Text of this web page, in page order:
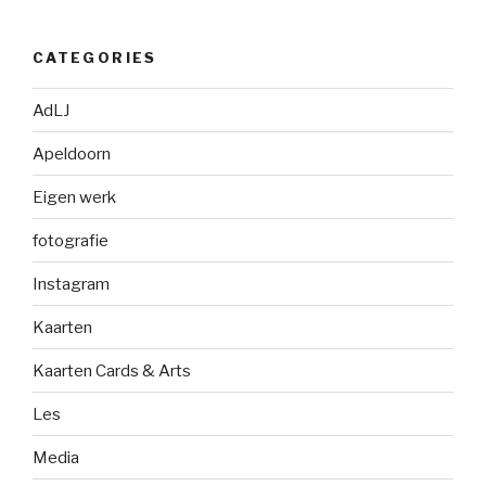
CATEGORIES
AdLJ
Apeldoorn
Eigen werk
fotografie
Instagram
Kaarten
Kaarten Cards & Arts
Les
Media